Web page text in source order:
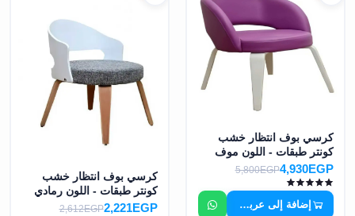
كرسي بوف انتظار خشب
كونتر طبقات - اللون موف
MS-7450
4,930EGP
5,800EGP
إضافة إلى عربة التسوق
كرسي بوف انتظار خشب
كونتر طبقات - اللون رمادي
وابيض MS-7451
2,221EGP
2,612EGP